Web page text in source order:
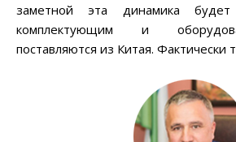
заметной эта динамика
комплектующим и
поставляются из Китая. Фактически